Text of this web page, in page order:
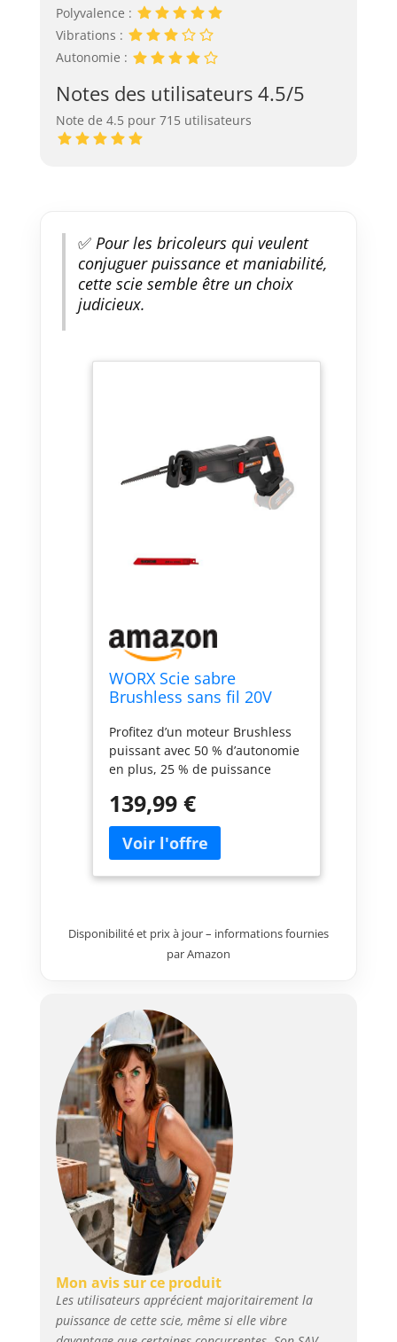
Polyvalence :
Vibrations :
Autonomie :
Notes des utilisateurs 4.5/5
Note de 4.5 pour 715 utilisateurs
✅Pour les bricoleurs qui veulent
conjuguer puissance et maniabilité,
cette scie semble être un choix
judicieux.
WORX Scie sabre
Brushless sans fil 20V
Profitez d’un moteur Brushless
puissant avec 50 % d’autonomie
en plus, 25 % de puissance
vie prolongée. Réalisez des
coupes précises et profondes
jusqu’à 300 mm dans le bois,
190 mm dans le PVC et 12 mm
dans le métal. Changez de lame
rapide sans outil. Ajustez la
profondeur de coupe avec le
Contrôlez la vitesse de coupe via
la gâchette pour adapter la scie
aux besoins de chaque tâche.
Bénéficiez d’une prise en main
ferme et confortable grâce à la
poignée GRIPZONE
antidérapante. Idéale pour les
coupes intensives et
professionnelles sur bois, métal,
plastique, tubes et matériaux
mixtes. Outil WORX NITRO
conçu pour les travaux intensifs,
équipé d’un moteur Brushless
2.0 Compatible avec toutes les
batteries worx powershare 20v,
40v et 80v max Garantie 5 ans (2
+ 3 offerts) sous réserve
d’enregistrement sous 30 jours
139,99 €
Disponibilité et prix à jour – informations fournies
par Amazon
Mon avis sur ce produit
Les utilisateurs apprécient majoritairement la
puissance de cette scie, même si elle vibre